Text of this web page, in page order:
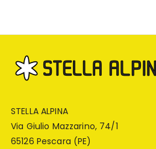
STELLA ALPINA
Via Giulio Mazzarino, 74/1
65126 Pescara (PE)